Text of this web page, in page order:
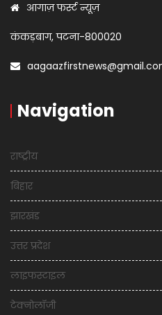
आगाज़ फर्स्ट न्यूज़
कंकड़बाग, पटना-800020
Navigation
राष्ट्रीय
बिहार
झारखंड
उत्तर प्रदेश
लाइफस्टाइल
टेक्नोलॉजी